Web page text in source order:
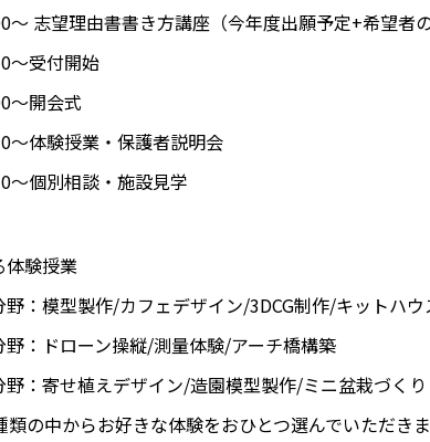
～ 志望理由書書き方講座（今年度出願予定+希望者の
～受付開始
～開会式
～体験授業・保護者説明会
～個別相談・施設見学
体験授業
野：模型製作/カフェデザイン/3DCG制作/キットハウ
野：ドローン操縦/測量体験/アーチ橋構築
野：寄せ植えデザイン/造園模型製作/ミニ盆栽づくり
類の中からお好きな体験をおひとつ選んでいただき